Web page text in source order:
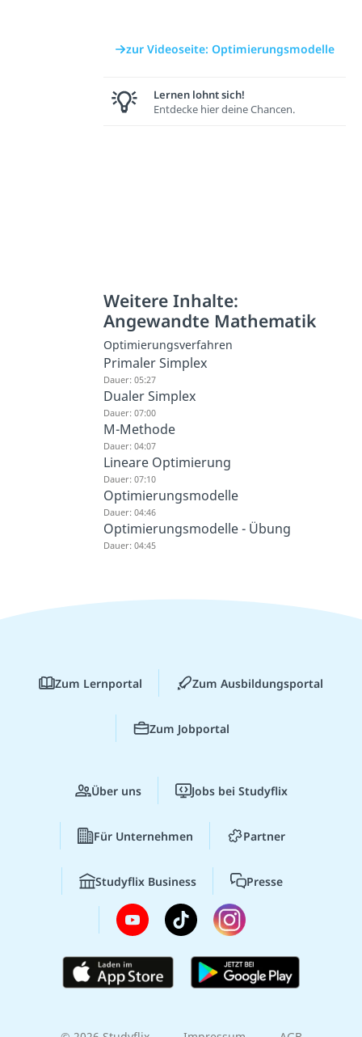
zur Videoseite: Optimierungsmodelle
Lernen lohnt sich!
Entdecke hier deine Chancen.
Weitere Inhalte:
Angewandte Mathematik
Optimierungsverfahren
Primaler Simplex
Dauer: 05:27
Dualer Simplex
Dauer: 07:00
M-Methode
Dauer: 04:07
Lineare Optimierung
Dauer: 07:10
Optimierungsmodelle
Dauer: 04:46
Optimierungsmodelle - Übung
Dauer: 04:45
Zum Lernportal Zum Ausbildungsportal
Zum Jobportal
Über uns Jobs bei Studyflix
Für Unternehmen Partner
Studyflix Business Presse